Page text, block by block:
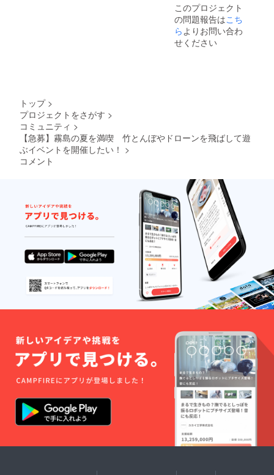
このプロジェクト
の問題報告はこち
ら よりお問い合わ
せください
トップ >
プロジェクトをさがす >
コミュニティ >
【急募】霧島の夏を満喫 竹とんぼやドローンを飛ばして遊
ぶイベントを開催したい！ >
コメント